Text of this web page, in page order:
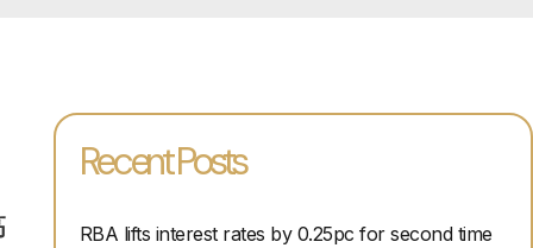
Recent Posts
RBA lifts interest rates by 0.25pc for second time